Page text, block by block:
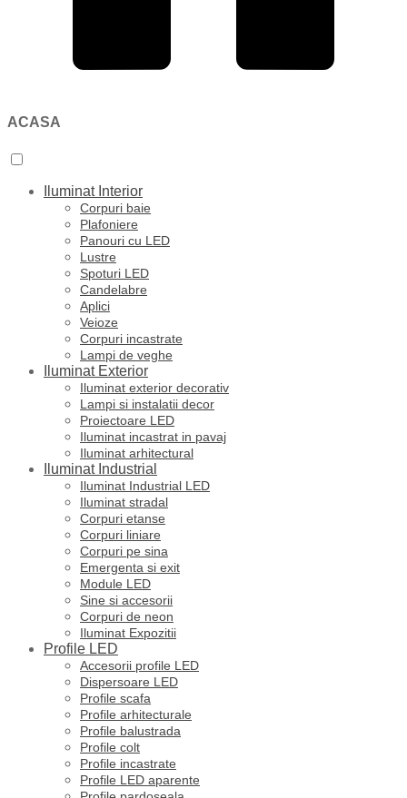
ACASA
Iluminat Interior
Corpuri baie
Plafoniere
Panouri cu LED
Lustre
Spoturi LED
Candelabre
Aplici
Veioze
Corpuri incastrate
Lampi de veghe
Iluminat Exterior
Iluminat exterior decorativ
Lampi si instalatii decor
Proiectoare LED
Iluminat incastrat in pavaj
Iluminat arhitectural
Iluminat Industrial
Iluminat Industrial LED
Iluminat stradal
Corpuri etanse
Corpuri liniare
Corpuri pe sina
Emergenta si exit
Module LED
Sine si accesorii
Corpuri de neon
Iluminat Expozitii
Profile LED
Accesorii profile LED
Dispersoare LED
Profile scafa
Profile arhitecturale
Profile balustrada
Profile colt
Profile incastrate
Profile LED aparente